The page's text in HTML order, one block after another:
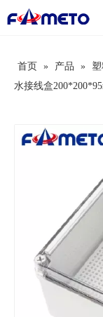
首页 » 产品 »
水接线盒